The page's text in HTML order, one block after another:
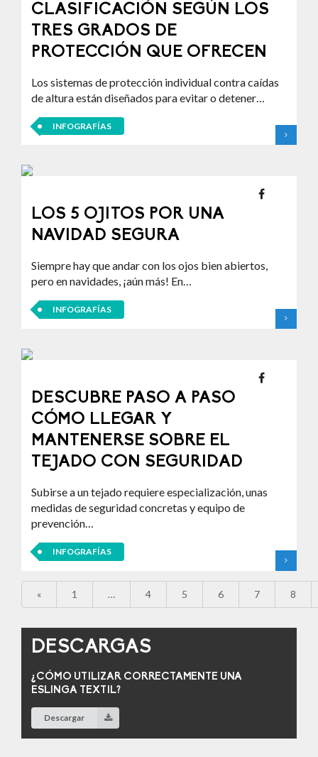
CLASIFICACIÓN SEGÚN LOS
TRES GRADOS DE
PROTECCIÓN QUE OFRECEN
Los sistemas de protección individual contra caídas
de altura están diseñados para evitar o detener…
INFOGRAFÍAS
LOS 5 OJITOS POR UNA
NAVIDAD SEGURA
Siempre hay que andar con los ojos bien abiertos,
pero en navidades, ¡aún más! En…
INFOGRAFÍAS
DESCUBRE PASO A PASO
CÓMO LLEGAR Y
MANTENERSE SOBRE EL
TEJADO CON SEGURIDAD
Subirse a un tejado requiere especialización, unas
medidas de seguridad concretas y equipo de
prevención…
INFOGRAFÍAS
« 1 … 4 5 6 7 8
DESCARGAS
¿CÓMO UTILIZAR CORRECTAMENTE UNA
ESLINGA TEXTIL?
Descargar